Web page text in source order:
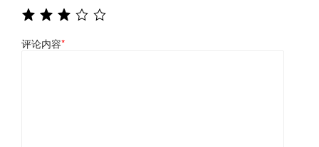
评论内容*